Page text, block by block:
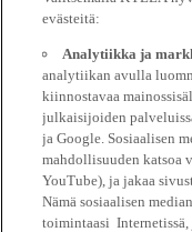
evästeitä:
Analytiikka ja
analytiikan avulla
kiinnostavaa
julkaisijoiden
ja Google. Sosiaalisen
mahdollisuuden katsoa
YouTube), ja jakaa
Nämä sosiaalisen
toimintaasi